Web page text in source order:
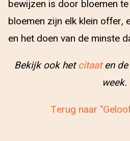
bewijzen is door bloemen
bloemen zijn elk klein offer,
en het doen van de minste
Bekijk ook hetcitaaten de
week.
Terug naar